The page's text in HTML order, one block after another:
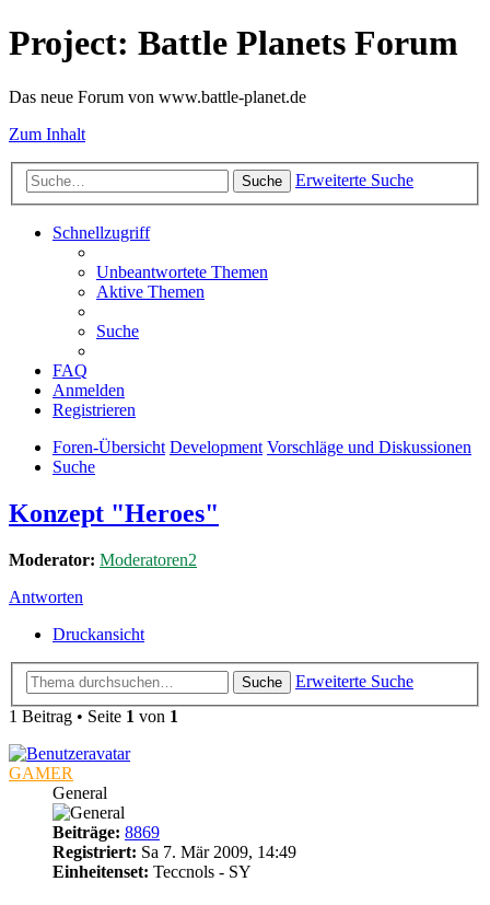
Project: Battle Planets Forum
Das neue Forum von www.battle-planet.de
Zum Inhalt
Suche Erweiterte Suche
Schnellzugriff
Unbeantwortete Themen
Aktive Themen
Suche
FAQ
Anmelden
Registrieren
Foren-Übersicht Development Vorschläge und Diskussionen
Suche
Konzept "Heroes"
Moderator: Moderatoren2
Antworten
Druckansicht
Suche
Erweiterte Suche
1 Beitrag • Seite 1 von 1
GAMER
General
Beiträge: 8869
Registriert: Sa 7. Mär 2009, 14:49
Einheitenset: Teccnols - SY